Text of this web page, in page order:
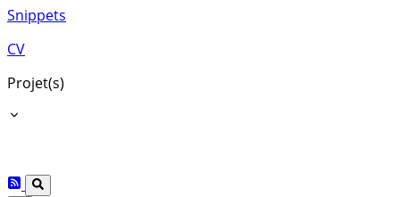
Snippets
CV
Projet(s)